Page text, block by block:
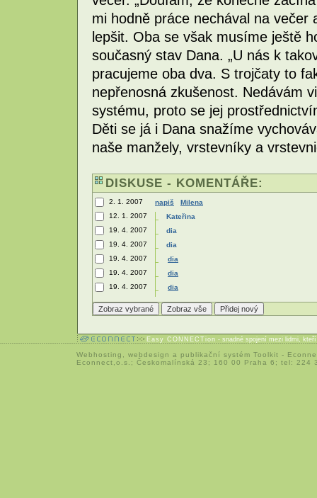
mi hodně práce nechával na
lepšit. Oba se však musíme ještě
současný stav Dana. „U nás k
pracujeme oba dva. S trojčaty to
nepřenosná zkušenost. Nedávám
systému, proto se jej
Děti se já i Dana snažíme
naše manžely, vrstevníky a
DISKUSE - KOMENTÁŘE:
2. 1. 2007 napiš
Milena
12. 1. 2007
Kateřina
19. 4. 2007
dia
19. 4. 2007
dia
19. 4. 2007
dia
19. 4. 2007
dia
19. 4. 2007
dia
Easy CONNECTion - snadné spojení mezi lidmi,
Webhosting webdesign a publikační systém Toolkit -
Econnect,o.s.; Českomalínská 23; 160 00 Praha 6; tel: 224